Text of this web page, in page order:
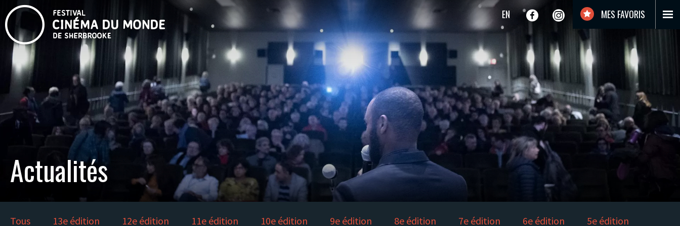
EN MES FAVORIS
Actualités
Tous 13e édition 12e édition 11e édition 10e édition 9e édition 8e édition 7e édition 6e édition
5e édition